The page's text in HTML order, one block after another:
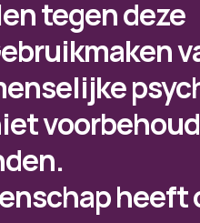
tegen deze
heeft